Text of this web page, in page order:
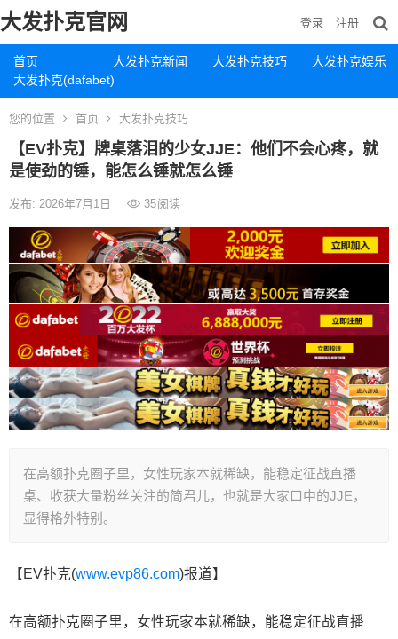
大发扑克官网
首页 大发扑克新闻 大发扑克技巧
大发扑克娱乐
大发扑克(dafabet)
登录 注册
您的位置 首页 大发扑克技巧
【EV扑克】牌桌落泪的少女JJE：他们不会心疼，就
是使劲的锤，能怎么锤就怎么锤
发布: 2026年7月1日 35阅读
在高额扑克圈子里，女性玩家本就稀缺，能稳定征战直播
桌、收获大量粉丝关注的简君儿，也就是大家口中的JJE，
显得格外特别。
【EV扑克(www.evp86.com)报道】
在高额扑克圈子里，女性玩家本就稀缺，能稳定征战直播